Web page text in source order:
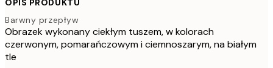
OPIS PRODUKTU
Barwny przepływ
Obrazek wykonany ciekłym tuszem, w kolorach
czerwonym, pomarańczowym i ciemnoszarym, na białym
tle